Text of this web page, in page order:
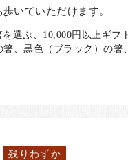
いていただけます。
選ぶ、10,000円以上ギフ
、黒色（ブラック）の箸
残りわずか